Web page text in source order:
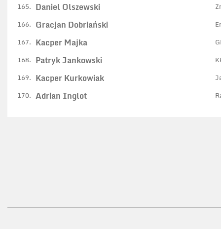
165. Daniel Olszewski
166. Gracjan Dobriański
167. Kacper Majka
168. Patryk Jankowski
169. Kacper Kurkowiak
170. Adrian Inglot